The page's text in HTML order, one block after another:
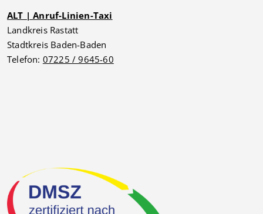
ALT | Anruf-Linien-Taxi
Landkreis Rastatt
Stadtkreis Baden-Baden
Telefon: 07225 / 9645-60